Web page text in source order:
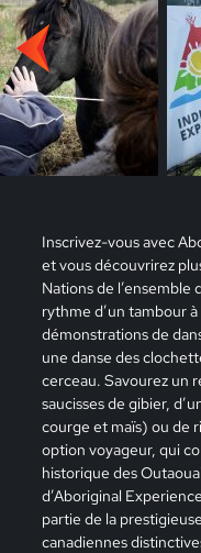
Inscrivez-vous avec
et vous découvrirez
Nations de l’ensemble
rythme d’un tambour
démonstrations de
une danse des
cerceau. Savourez un
saucisses de gibier,
courge et maïs) ou de
option voyageur, qui
historique des
d’Aboriginal
partie de la
canadiennes